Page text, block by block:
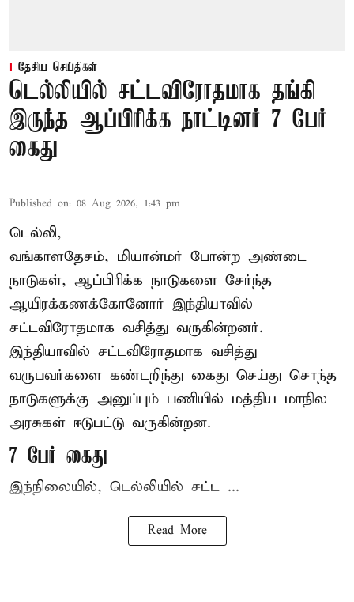
தேசிய செய்திகள்
டெல்லியில் சட்டவிரோதமாக தங்கி
இருந்த ஆப்பிரிக்க நாட்டினர் 7 பேர்
கைது
Published on: 08 Aug 2026, 1:43 pm
டெல்லி,
வங்காளதேசம், மியான்மர் போன்ற அண்டை
நாடுகள், ஆப்பிரிக்க நாடுகளை சேர்ந்த
ஆயிரக்கணக்கோனோர் இந்தியாவில்
சட்டவிரோதமாக வசித்து வருகின்றனர்.
இந்தியாவில் சட்டவிரோதமாக வசித்து
வருபவர்களை கண்டறிந்து கைது செய்து சொந்த
நாடுகளுக்கு அனுப்பும் பணியில் மத்திய மாநில
அரசுகள் ஈடுபட்டு வருகின்றன.
7 பேர் கைது
இந்நிலையில், டெல்லியில் சட்ட ...
Read More